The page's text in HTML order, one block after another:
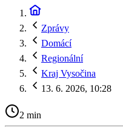
Zprávy
Domácí
Regionální
Kraj Vysočina
13. 6. 2026, 10:28
2 min